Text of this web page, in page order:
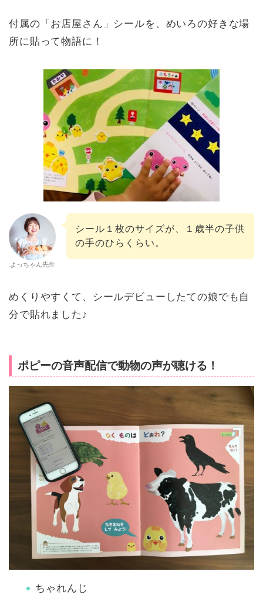
付属の「お店屋さん」シールを、めいろの好きな場
所に貼って物語に！
よっちゃん先生
シール１枚のサイズが、１歳半の子供
の手のひらくらい。
めくりやすくて、シールデビューしたての娘でも自
分で貼れました♪
ポピーの音声配信で動物の声が聴ける！
ちゃれんじ